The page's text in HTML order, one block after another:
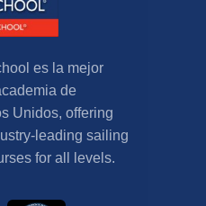
es la mejor
de
Unidos, offering
leading sailing
for all levels.